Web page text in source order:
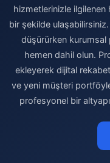
hizmetlerinizle ilgilenen
bir şekilde
düşürürken kurumsal
hemen dahil olun.
ekleyerek dijital
ve yeni müşteri
profesyonel bir